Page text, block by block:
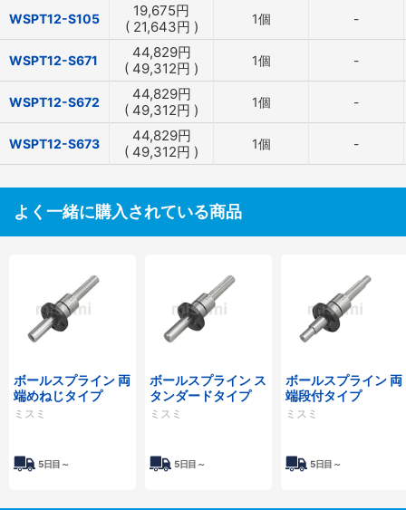
WSPT12-S105 19,675円
( 21,643円 ) 1個 -
WSPT12-S671 44,829円
( 49,312円 ) 1個 -
WSPT12-S672 44,829円
( 49,312円 ) 1個 -
WSPT12-S673 44,829円
( 49,312円 ) 1個 -
よく一緒に購入されている商品
ボールスプライン 両
端めねじタイプ
ミスミ
5日目～
ボールスプライン ス
タンダードタイプ
ミスミ
5日目～
ボールスプライン 両
端段付タイプ
ミスミ
5日目～